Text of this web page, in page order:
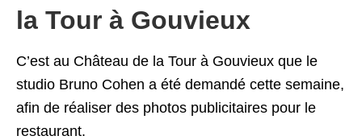
la Tour à Gouvieux
C’est au Château de la Tour à Gouvieux que le
studio Bruno Cohen a été demandé cette semaine,
afin de réaliser des photos publicitaires pour le
restaurant.